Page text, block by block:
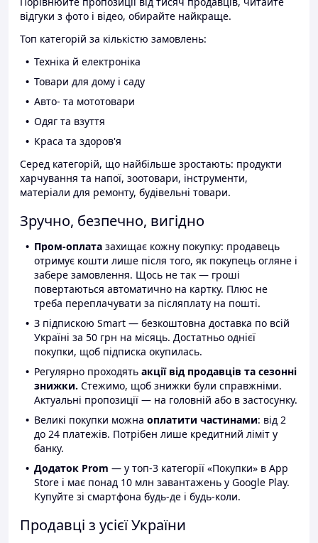
відгуки з фото і відео, обирайте найкраще.
Топ категорій за кількістю замовлень:
Техніка й електроніка
Товари для дому і саду
Авто- та мототовари
Одяг та взуття
Краса та здоров'я
Серед категорій, що найбільше зростають: продукти
харчування та напої, зоотовари, інструменти,
матеріали для ремонту, будівельні товари.
Зручно, безпечно, вигідно
Пром-оплата захищає кожну покупку: продавець
отримує кошти лише після того, як покупець огляне і
забере замовлення. Щось не так — гроші
повертаються автоматично на картку. Плюс не
треба переплачувати за післяплату на пошті.
З підпискою Smart — безкоштовна доставка по всій
Україні за 50 грн на місяць. Достатньо однієї
покупки, щоб підписка окупилась.
Регулярно проходять акції від продавців та сезонні
знижки. Стежимо, щоб знижки були справжніми.
Актуальні пропозиції — на головній або в застосунку.
Великі покупки можна оплатити частинами: від 2
до 24 платежів. Потрібен лише кредитний ліміт у
банку.
Додаток Prom — у топ-3 категорії «Покупки» в App
Store і має понад 10 млн завантажень у Google Play.
Купуйте зі смартфона будь-де і будь-коли.
Продавці з усієї України